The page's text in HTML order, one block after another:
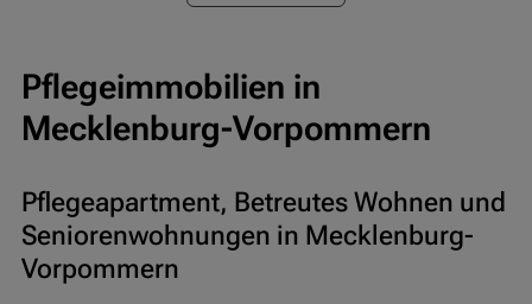
Pflegeimmobilien in
Mecklenburg-Vorpommern
Pflegeapartment, Betreutes Wohnen und
Seniorenwohnungen in Mecklenburg-
Vorpommern